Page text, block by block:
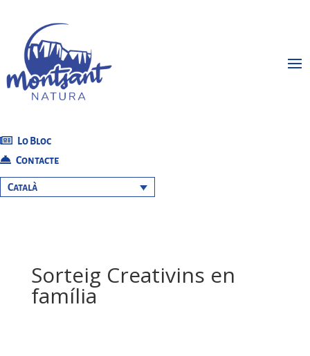
Lo Bloc
Contacte
Català
Sorteig Creativins en
família